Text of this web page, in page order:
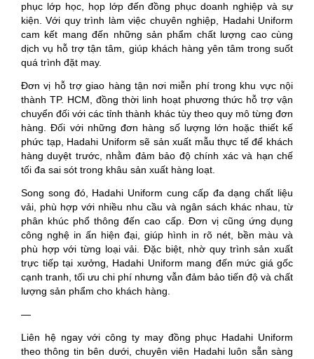
phục lớp học, họp lớp đến đồng phục doanh nghiệp và sự
kiện. Với quy trình làm việc chuyên nghiệp, Hadahi Uniform
cam kết mang đến những sản phẩm chất lượng cao cùng
dịch vụ hỗ trợ tận tâm, giúp khách hàng yên tâm trong suốt
quá trình đặt may.
Đơn vị hỗ trợ giao hàng tận nơi miễn phí trong khu vực nội
thành TP. HCM, đồng thời linh hoạt phương thức hỗ trợ vận
chuyển đối với các tỉnh thành khác tùy theo quy mô từng đơn
hàng. Đối với những đơn hàng số lượng lớn hoặc thiết kế
phức tạp, Hadahi Uniform sẽ sản xuất mẫu thực tế để khách
hàng duyệt trước, nhằm đảm bảo độ chính xác và hạn chế
tối đa sai sót trong khâu sản xuất hàng loạt.
Song song đó, Hadahi Uniform cung cấp đa dạng chất liệu
vải, phù hợp với nhiều nhu cầu và ngân sách khác nhau, từ
phân khúc phổ thông đến cao cấp. Đơn vị cũng ứng dụng
công nghệ in ấn hiện đại, giúp hình in rõ nét, bền màu và
phù hợp với từng loại vải. Đặc biệt, nhờ quy trình sản xuất
trực tiếp tại xưởng, Hadahi Uniform mang đến mức giá gốc
cạnh tranh, tối ưu chi phí nhưng vẫn đảm bảo tiến độ và chất
lượng sản phẩm cho khách hàng.
—
Liên hệ ngay với công ty may đồng phục Hadahi Uniform
theo thông tin bên dưới, chuyên viên Hadahi luôn sẵn sàng